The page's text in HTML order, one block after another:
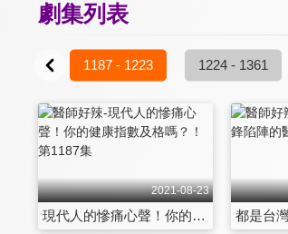
劇集列表
1187 - 1223 1224 - 1361
2021-08-23
現代人的慘痛心聲！你的健康指數及格嗎？！ 第1187集